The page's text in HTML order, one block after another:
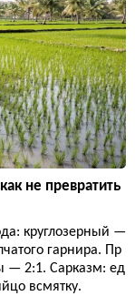
не превратить
круглозерный —
гарнира. Пр
— 2:1. Сарказм: ед
всмятку.